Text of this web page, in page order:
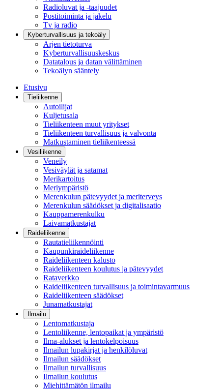
Radioluvat ja -taajuudet
Postitoiminta ja jakelu
Tv ja radio
Kyberturvallisuus ja tekoäly
Arjen tietoturva
Kyberturvallisuuskeskus
Datatalous ja datan välittäminen
Tekoälyn sääntely
Etusivu
Tieliikenne
Autoilijat
Kuljetusala
Tieliikenteen muut yritykset
Tieliikenteen turvallisuus ja valvonta
Matkustaminen tieliikenteessä
Vesiliikenne
Veneily
Vesiväylät ja satamat
Merikartoitus
Meriympäristö
Merenkulun pätevyydet ja meriterveys
Merenkulun säädökset ja digitalisaatio
Kauppamerenkulku
Laivamatkustajat
Raideliikenne
Rautatieliikennöinti
Kaupunkiraideliikenne
Raideliikenteen kalusto
Raideliikenteen koulutus ja pätevyydet
Rataverkko
Raideliikenteen turvallisuus ja toimintavarmuus
Raideliikenteen säädökset
Junamatkustajat
Ilmailu
Lentomatkustaja
Lentoliikenne, lentopaikat ja ympäristö
Ilma-alukset ja lentokelpoisuus
Ilmailun lupakirjat ja henkilöluvat
Ilmailun säädökset
Ilmailun turvallisuus
Ilmailun koulutus
Miehittämätön ilmailu